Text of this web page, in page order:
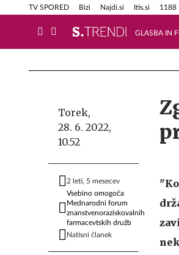
TV SPORED Bizi Najdi.si Itis.si 1188
GLASBA IN
Info in obvestila
Torek,
28. 6. 2022,
10.52
2 leti, 5 mesecev
Vsebino omogoča
Mednarodni forum
znanstvenoraziskovalnih
farmacevtskih družb
Natisni članek